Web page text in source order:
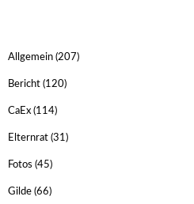
Allgemein (207)
Bericht (120)
CaEx (114)
Elternrat (31)
Fotos (45)
Gilde (66)